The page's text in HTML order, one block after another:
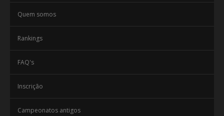
Quem somos
Rankings
FAQ's
Inscrição
Campeonatos antigos